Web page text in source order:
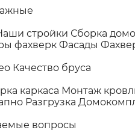
стройки Сборка
фахверк Фасады
Качество бруса
каркаса Монтаж
Разгрузка
вопросы